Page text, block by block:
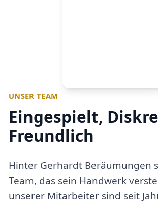
UNSER TEAM
Eingespielt,
Freundlich
Hinter Gerhardt Beräumungen
Team, das sein Handwerk
unserer Mitarbeiter sind seit